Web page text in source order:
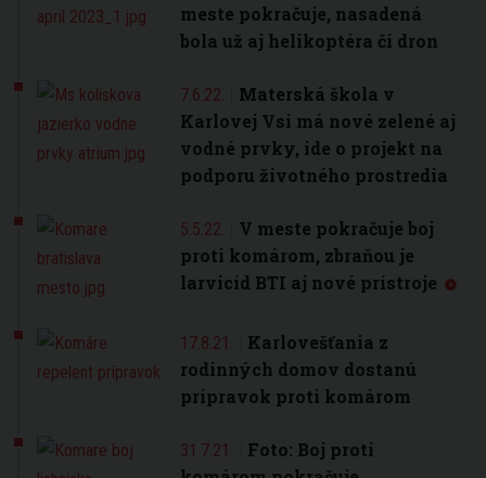
meste pokračuje, nasadená
bola už aj helikoptéra či dron
7.6.22.
Materská škola v
Karlovej Vsi má nové zelené aj
vodné prvky, ide o projekt na
podporu životného prostredia
5.5.22.
V meste pokračuje boj
proti komárom, zbraňou je
larvicíd BTI aj nové prístroje
17.8.21.
Karlovešťania z
rodinných domov dostanú
prípravok proti komárom
31.7.21.
Foto: Boj proti